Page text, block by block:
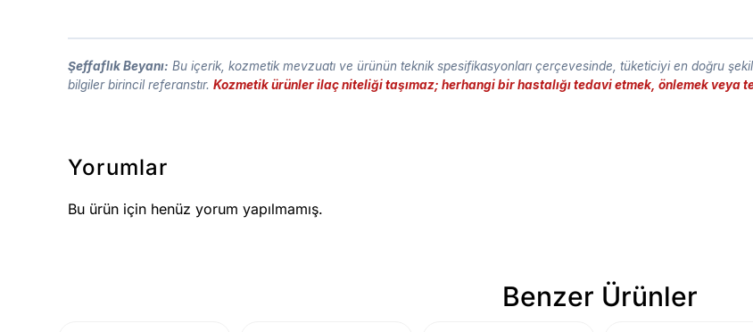
Şeffaflık Beyanı: Bu içerik, kozmetik mevzuatı ve ürünün teknik spesifikasyonları çerçevesinde, tüketiciyi en doğru
bilgiler birincil referanstır. Kozmetik ürünler ilaç niteliği taşımaz; herhangi bir hastalığı tedavi etmek, önlemek veya
Yorumlar
Bu ürün için henüz yorum yapılmamış.
Benzer Ürünler